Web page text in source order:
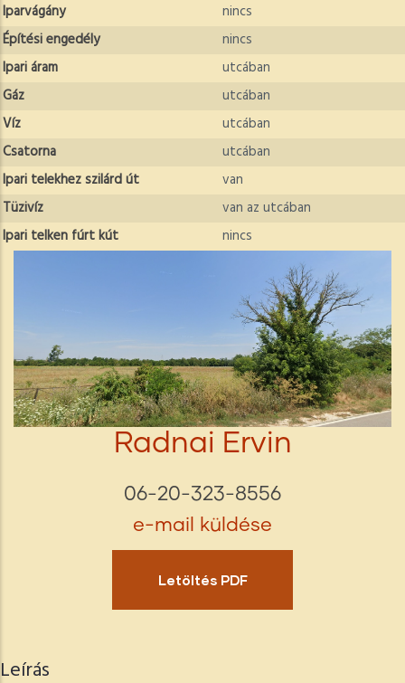
Iparvágány
nincs
Építési engedély
nincs
Ipari áram
utcában
Gáz
utcában
Víz
utcában
Csatorna
utcában
Ipari telekhez szilárd út
van
Tüzivíz
van az utcában
Ipari telken fúrt kút
nincs
Radnai Ervin
06-20-323-8556
e-mail küldése
Letöltés PDF
Leírás